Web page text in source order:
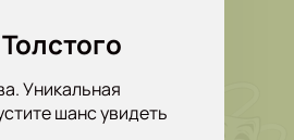
Уникальная
шанс увидеть